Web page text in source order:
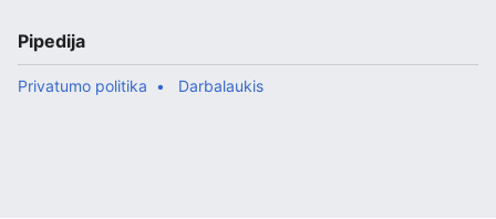
Pipedija
Privatumo politika Darbalaukis